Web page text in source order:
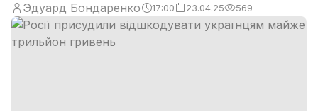
Эдуард Бондаренко 17:00 23.04.25 569